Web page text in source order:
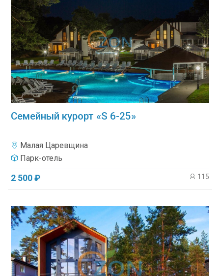
Семейный курорт «S 6-25»
Малая Царевщина
Парк-отель
2 500 ₽ 115